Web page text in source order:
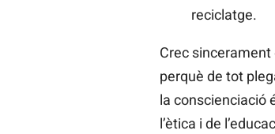
reciclatge.
Crec
perquè de tot
la conscienciació
l’ètica i de